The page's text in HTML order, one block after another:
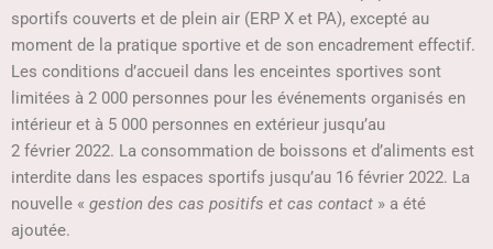
sportifs couverts et de plein air (ERP X et PA), excepté au
moment de la pratique sportive et de son encadrement effectif.
Les conditions d’accueil dans les enceintes sportives sont
limitées à 2 000 personnes pour les événements organisés en
intérieur et à 5 000 personnes en extérieur jusqu’au
2 février 2022. La consommation de boissons et d’aliments est
interdite dans les espaces sportifs jusqu’au 16 février 2022. La
nouvelle « gestion des cas positifs et cas contact » a été
ajoutée.